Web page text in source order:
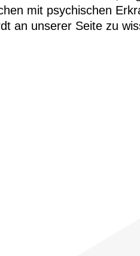
mit psychischen
an unserer Seite zu